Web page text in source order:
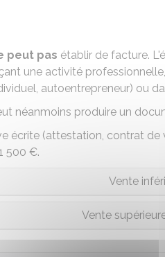
peut pas établir de facture.
une activité
autoentrepreneur) ou
néanmoins produire un
écrite (attestation, contrat de
500 €.
Vente
Vente